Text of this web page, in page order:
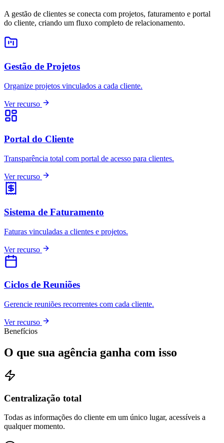
A gestão de clientes se conecta com projetos, faturamento e portal
do cliente, criando um fluxo completo de relacionamento.
Gestão de Projetos
Organize projetos vinculados a cada cliente.
Ver recurso
Portal do Cliente
Transparência total com portal de acesso para clientes.
Ver recurso
Sistema de Faturamento
Faturas vinculadas a clientes e projetos.
Ver recurso
Ciclos de Reuniões
Gerencie reuniões recorrentes com cada cliente.
Ver recurso
Benefícios
O que sua agência ganha com isso
Centralização total
Todas as informações do cliente em um único lugar, acessíveis a
qualquer momento.